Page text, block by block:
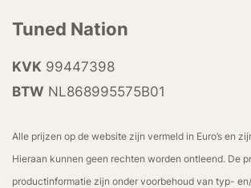
Tuned Nation
KVK 99447398
BTW NL868995575B01
Alle prijzen op de website zijn vermeld in Euro’s en
Hieraan kunnen geen rechten worden ontleend. De
productinformatie zijn onder voorbehoud van typ-